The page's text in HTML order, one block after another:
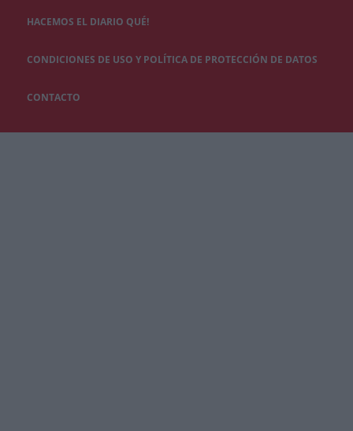
HACEMOS EL DIARIO QUÉ!
CONDICIONES DE USO Y POLÍTICA DE PROTECCIÓN DE DATOS
CONTACTO